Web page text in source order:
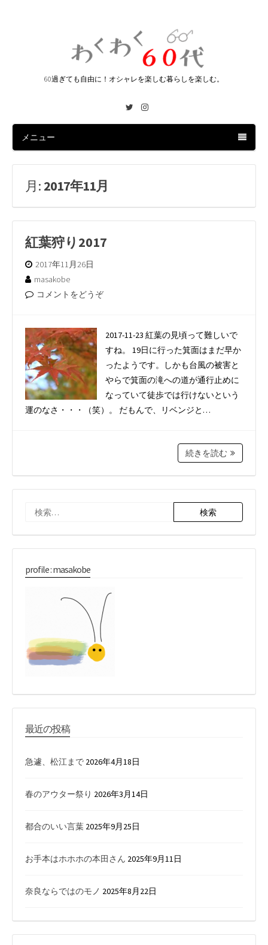
60過ぎても自由に！オシャレを楽しむ暮らしを楽しむ。
TwitterInstagram
メニュー
月: 2017年11月
紅葉狩り2017
2017年11月26日
masakobe
コメントをどうぞ
2017-11-23 紅葉の見頃って難しいで
すね。 19日に行った箕面はまだ早か
ったようです。しかも台風の被害と
やらで箕面の滝への道が通行止めに
なっていて徒歩では行けないという
運のなさ・・・（笑）。 だもんで、リベンジと…
続きを読む
索:
profile : masakobe
最近の投稿
急遽、松江まで 2026年4月18日
春のアウター祭り 2026年3月14日
都合のいい言葉 2025年9月25日
お手本はホホホの本田さん 2025年9月11日
奈良ならではのモノ 2025年8月22日